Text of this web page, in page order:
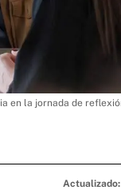
en la jornada de
Actualizado: